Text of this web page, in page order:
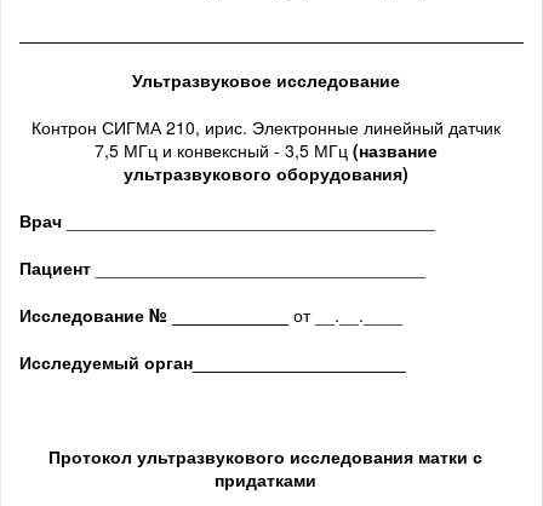
Ультразвуковое исследование
Контрон СИГМА 210, ирис. Электронные линейный датчик
7,5 МГц и конвексный - 3,5 МГц (название
ультразвукового оборудования)
Врач
Пациент
Исследование № ____________ от __.__.____
Исследуемый орган
Протокол ультразвукового исследования матки с
придатками